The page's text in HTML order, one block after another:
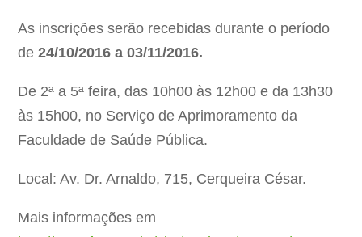
As inscrições serão recebidas durante o período
de24/10/2016 a 03/11/2016.
De 2ª a 5ª feira, das 10h00 às 12h00 e da 13h30
às 15h00, no Serviço de Aprimoramento da
Faculdade de Saúde Pública.
Local: Av. Dr. Arnaldo, 715, Cerqueira César.
Mais informações em